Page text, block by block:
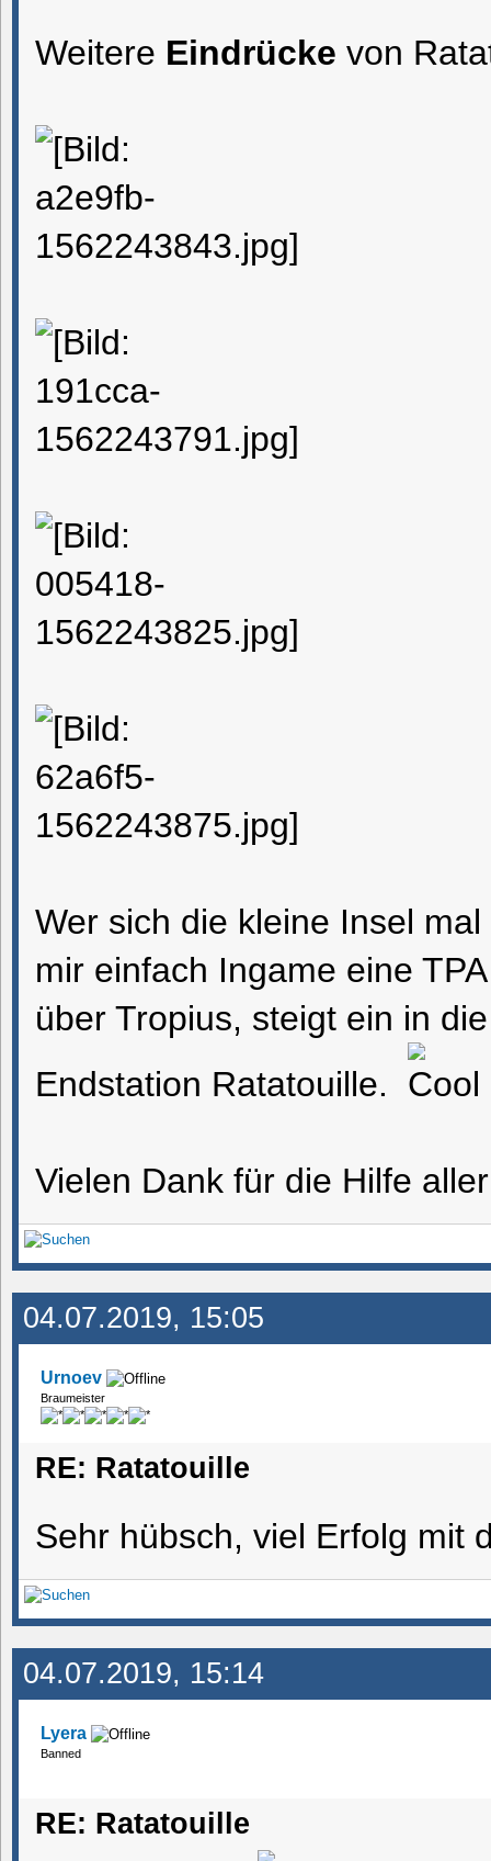
Weitere Eindrücke von
Wer sich die kleine Insel
mir einfach Ingame eine
über Tropius, steigt ein in
Endstation Ratatouille.
Vielen Dank für die Hilfe
04.07.2019, 15:05
Urnoev
Braumeister
RE: Ratatouille
Sehr hübsch, viel Erfolg mit
04.07.2019, 15:14
Lyera
Banned
RE: Ratatouille